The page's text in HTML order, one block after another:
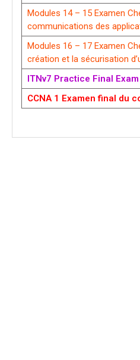
Modules 14 – 15 Examen
communications des
Modules 16 – 17 Examen
création et la sécurisation
ITNv7 Practice Final
CCNA 1 Examen final du